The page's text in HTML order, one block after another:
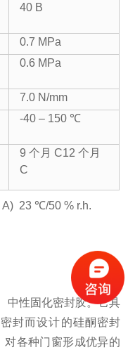
40 B
0.7 MPa
0.6 MPa
7.0 N/mm
-40 – 150 ℃
9 个月 C12 个月
C
A) 23 ℃/50 % r.h.
中性固化密封胶。它具
封而设计的硅酮密封
对各种门窗形成优异的